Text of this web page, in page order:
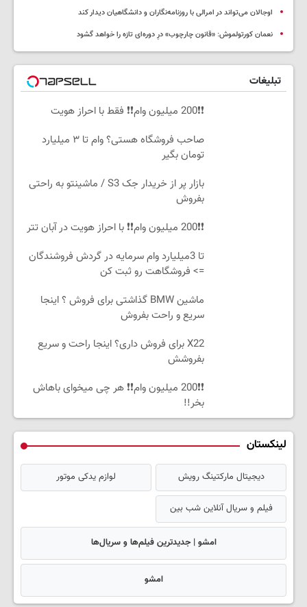
اوجالان می‌تواند در امرالی با روزنامه‌نگاران و دانشگاهیان دیدار کند
نعمان کورتولموش: «قانون چارچوب» درِ دوره‌ای تازه را خواهد گشود
تبلیغات
❗❗200 میلیون وام❗❗ فقط با احراز هویت
صاحب فروشگاه هستی؟ وام تا ۳ میلیارد
تومان بگیر
بازار پر از خریدار جک S3 / ماشینتو به راحتی
بفروش
❗❗200 میلیون وام❗❗ با احراز هویت در آبان تتر
تا 3میلیارد وام سرمایه در گردش فروشندگان
=> فروشگاهت رو ثبت کن
ماشین BMW گذاشتی برای فروش ؟ اینجا
سریع و راحت بفروش
X22 برای فروش داری؟ اینجا راحت و سریع
بفروشش
❗❗200 میلیون وام❗❗ هر چی میخوای باهاش
بخر!!
لینکستان
دیجیتال مارکتینگ رویش لوازم یدکی موتور
فیلم و سریال آنلاین شب بین
امشو | جدیدترین فیلم‌ها و سریال‌ها
امشو